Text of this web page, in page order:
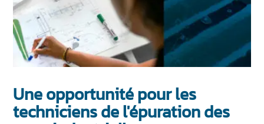
Une opportunité pour les
techniciens de l'épuration des